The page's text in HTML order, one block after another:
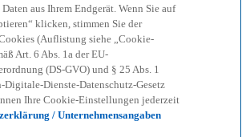
aus Ihrem Endgerät. Wenn Sie auf
klicken, stimmen Sie der
(Auflistung siehe „Cookie-
Art. 6 Abs. 1a der EU-
(DS-GVO) und § 25 Abs. 1
Dienste-Datenschutz-Gesetz
Ihre Cookie-Einstellungen jederzeit
/ Unternehmensangaben